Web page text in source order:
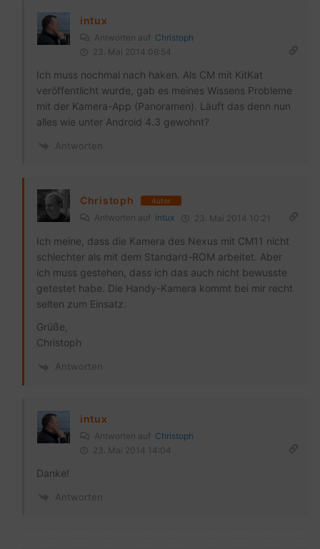
intux
Antworten auf Christoph
23. Mai 2014 06:54
Ich muss nochmal nach haken. Als CM mit KitKat
veröffentlicht wurde, gab es meines Wissens Probleme
mit der Kamera-App (Panoramen). Läuft das denn nun
alles wie unter Android 4.3 gewohnt?
Antworten
Christoph Autor
Antworten auf intux 23. Mai 2014 10:21
Ich meine, dass die Kamera des Nexus mit CM11 nicht
schlechter als mit dem Standard-ROM arbeitet. Aber
ich muss gestehen, dass ich das auch nicht bewusste
getestet habe. Die Handy-Kamera kommt bei mir recht
selten zum Einsatz.
Grüße,
Christoph
Antworten
intux
Antworten auf Christoph
23. Mai 2014 14:04
Danke!
Antworten